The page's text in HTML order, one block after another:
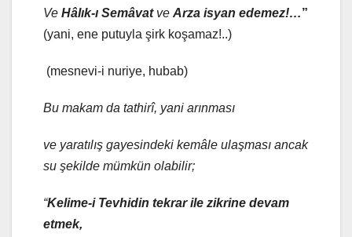
Ve Hâlık-ı Semâvatve Arza isyan edemez!…”
(yani, ene putuyla şirk koşamaz!..)
(mesnevi-i nuriye, hubab)
Bu makam da tathirî, yani arınması
ve yaratılış gayesindeki kemâle ulaşması ancak
su şekilde mümkün olabilir;
“Kelime-i Tevhidin tekrar ile zikrine devam
etmek,